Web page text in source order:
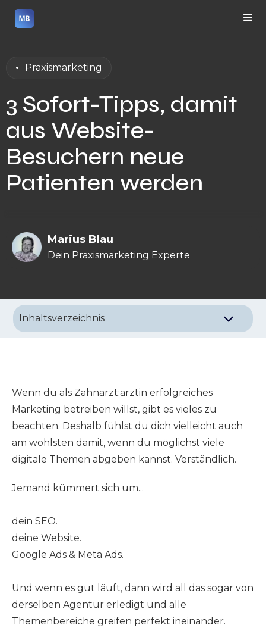
• Praxismarketing
3 Sofort-Tipps, damit
aus Website-
Besuchern neue
Patienten werden
Marius Blau
Dein Praxismarketing Experte
Inhaltsverzeichnis
passende Patienten bei dir buchen
Tipp Nr. 1: Eine erste Überschrift jenseits von
"Herzlich willkommen bei..."
Tipp Nr. 2: Patientenstimmen bei Google Maps
und auf der Website
klar beschriftetem Button
Wenn du als Zahnarzt:ärztin erfolgreiches
Marketing betreiben willst, gibt es vieles zu
beachten. Deshalb fühlst du dich vielleicht auch
am wohlsten damit, wenn du möglichst viele
digitale Themen abgeben kannst. Verständlich.
Jemand kümmert sich um...
dein SEO.
deine Website.
Google Ads & Meta Ads.
Und wenn es gut läuft, dann wird all das sogar von
derselben Agentur erledigt und alle
Themenbereiche greifen perfekt ineinander.